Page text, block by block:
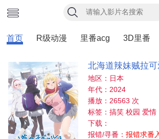
首页 R级动漫 里番acg 3D里番
北海道辣妹贼拉可
地区：日本
年代：2024
播放：26563 次
标签：搞笑 校园 爱情
下载：
报错/寻番：报错求番